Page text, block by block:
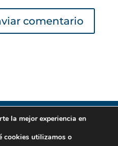
| Lea nuestraPolítica
de Cookies. Todos los
la mejor experiencia en
cookies utilizamos o